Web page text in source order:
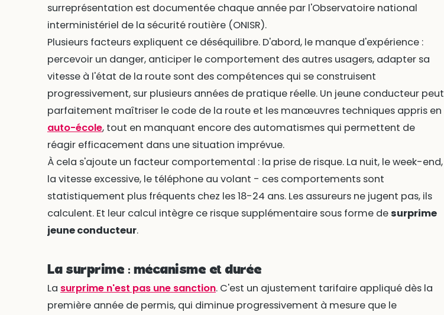
surreprésentation est documentée chaque année par l'Observatoire national
interministériel de la sécurité routière (ONISR).
Plusieurs facteurs expliquent ce déséquilibre. D'abord, le manque d'expérience :
percevoir un danger, anticiper le comportement des autres usagers, adapter sa
vitesse à l'état de la route sont des compétences qui se construisent
progressivement, sur plusieurs années de pratique réelle. Un jeune conducteur peut
parfaitement maîtriser le code de la route et les manœuvres techniques appris en
auto-école, tout en manquant encore des automatismes qui permettent de
réagir efficacement dans une situation imprévue.
À cela s'ajoute un facteur comportemental : la prise de risque. La nuit, le week-end,
la vitesse excessive, le téléphone au volant - ces comportements sont
statistiquement plus fréquents chez les 18-24 ans. Les assureurs ne jugent pas, ils
calculent. Et leur calcul intègre ce risque supplémentaire sous forme desurprime
jeune conducteur.
La surprime : mécanisme et durée
La surprime n'est pas une sanction. C'est un ajustement tarifaire appliqué dès la
première année de permis, qui diminue progressivement à mesure que le